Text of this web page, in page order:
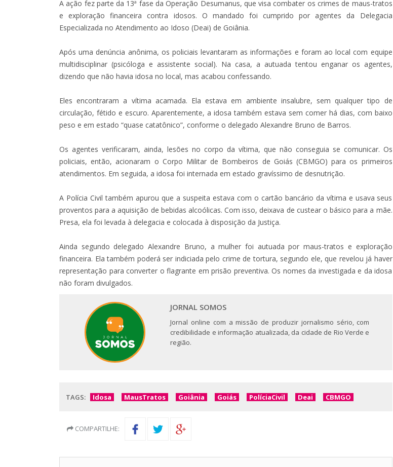
A ação fez parte da 13ª fase da Operação Desumanus, que visa combater os crimes de maus-tratos
e exploração financeira contra idosos. O mandado foi cumprido por agentes da Delegacia
Especializada no Atendimento ao Idoso (Deai) de Goiânia.
Após uma denúncia anônima, os policiais levantaram as informações e foram ao local com equipe
multidisciplinar (psicóloga e assistente social). Na casa, a autuada tentou enganar os agentes,
dizendo que não havia idosa no local, mas acabou confessando.
Eles encontraram a vítima acamada. Ela estava em ambiente insalubre, sem qualquer tipo de
circulação, fétido e escuro. Aparentemente, a idosa também estava sem comer há dias, com baixo
peso e em estado “quase catatônico”, conforme o delegado Alexandre Bruno de Barros.
Os agentes verificaram, ainda, lesões no corpo da vítima, que não conseguia se comunicar. Os
policiais, então, acionaram o Corpo Militar de Bombeiros de Goiás (CBMGO) para os primeiros
atendimentos. Em seguida, a idosa foi internada em estado gravíssimo de desnutrição.
A Polícia Civil também apurou que a suspeita estava com o cartão bancário da vítima e usava seus
proventos para a aquisição de bebidas alcoólicas. Com isso, deixava de custear o básico para a mãe.
Presa, ela foi levada à delegacia e colocada à disposição da Justiça.
Ainda segundo delegado Alexandre Bruno, a mulher foi autuada por maus-tratos e exploração
financeira. Ela também poderá ser indiciada pelo crime de tortura, segundo ele, que revelou já haver
representação para converter o flagrante em prisão preventiva. Os nomes da investigada e da idosa
não foram divulgados.
JORNAL SOMOS
Jornal online com a missão de produzir jornalismo sério, com
credibilidade e informação atualizada, da cidade de Rio Verde e
região.
TAGS: Idosa MausTratos Goiânia Goiás PolíciaCivil Deai CBMGO
COMPARTILHE: